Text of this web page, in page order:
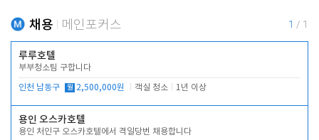
채용 메인포커스 1 / 1
루루호텔
부부청소팀 구합니다
인천 남동구 월 2,500,000원 객실 청소 1년 이상
용인 오스카호텔
용인 처인구 오스카호텔에서 격일당번 채용합니다